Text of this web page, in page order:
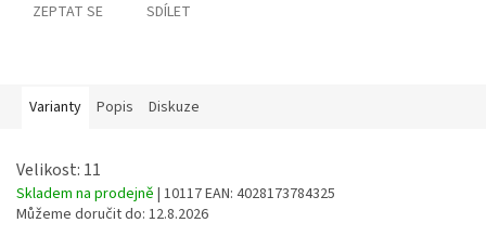
ZEPTAT SE SDÍLET
Varianty Popis Diskuze
Velikost: 11
Skladem na prodejně | 10117EAN: 4028173784325
Můžeme doručit do: 12.8.2026